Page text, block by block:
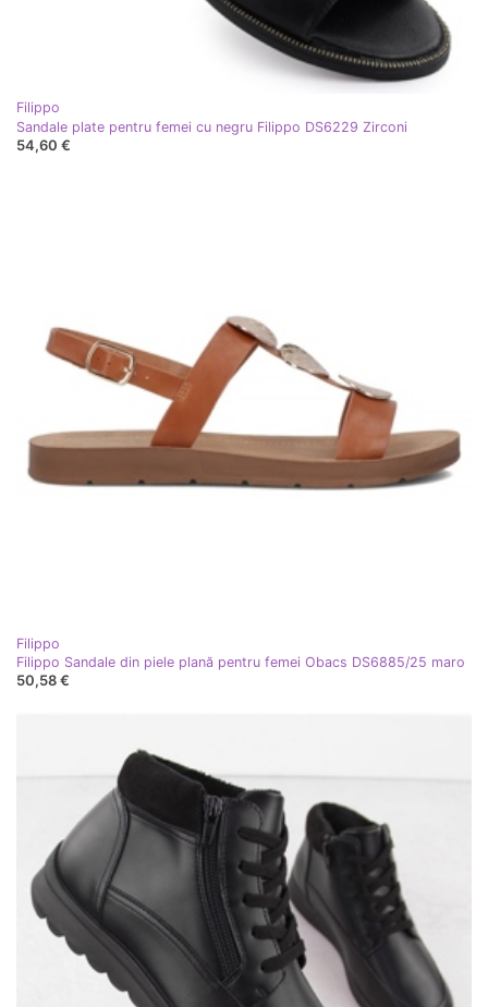
Filippo
Sandale plate pentru femei cu negru Filippo DS6229 Zirconi
54,60 €
Filippo
Filippo Sandale din piele plană pentru femei Obacs DS6885/25 maro
50,58 €